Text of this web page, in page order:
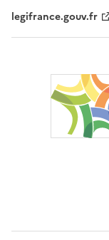
legifrance.gouv.fr